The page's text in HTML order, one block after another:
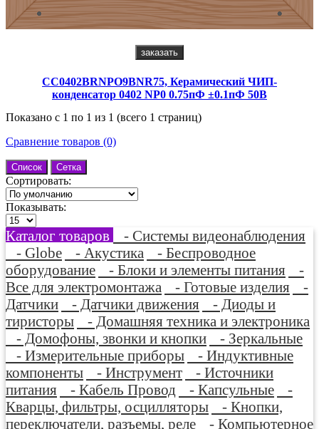
заказать
CC0402BRNPO9BNR75, Керамический ЧИП-
конденсатор 0402 NP0 0.75пФ ±0.1пФ 50В
Показано с 1 по 1 из 1 (всего 1 страниц)
Сравнение товаров (0)
Список Сетка
Сортировать:
Показывать:
Каталог товаров
- Системы видеонаблюдения
- Globe
- Акустика
- Беспроводное
оборудование
- Блоки и элементы питания
-
Все для электромонтажа
- Готовые изделия
-
Датчики
- Датчики движения
- Диоды и
тиристоры
- Домашняя техника и электроника
- Домофоны, звонки и кнопки
- Зеркальные
- Измерительные приборы
- Индуктивные
компоненты
- Инструмент
- Источники
питания
- Кабель Провод - Капсульные
-
Кварцы, фильтры, осцилляторы
- Кнопки,
переключатели, разъемы, реле
- Компьютерное